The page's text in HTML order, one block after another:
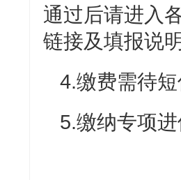
通过后请进入
链接及填报说
4.缴费需待
5.缴纳专项